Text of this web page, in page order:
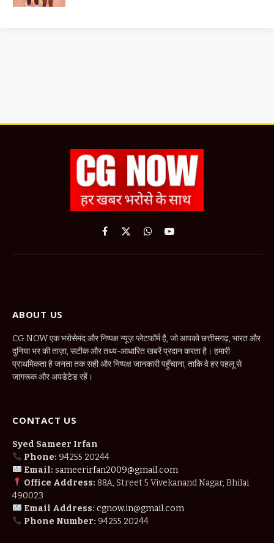
Facebook
X
WhatsApp
YouTube
ABOUT US
CG NOW एक भरोसेमंद और निष्पक्ष न्यूज़ प्लेटफॉर्म है, जो आपको छत्तीसगढ़, भारत और
दुनिया भर की ताज़ा, सटीक और तथ्य-आधारित खबरें प्रदान करता है। हमारी
प्राथमिकता है जनता तक सही और निष्पक्ष जानकारी पहुँचाना, ताकि वे हर पहलू से
जागरूक और अपडेटेड रहें।
CONTACT US
Syed Sameer Irfan
Phone: 94255 20244
Email: sameerirfan2009@gmail.com
Office Address: 88A, Street 5 Vivekanand Nagar, Bhilai
490023
Email Address: cgnow.in@gmail.com
Phone Number: 94255 20244